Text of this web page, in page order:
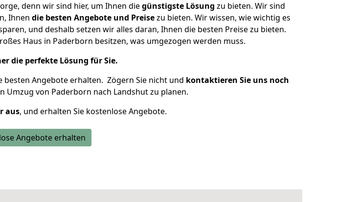
denn wir sind hier, um Ihnen diegünstigste Lösung zu bieten. Wir sind
Ihnen die besten Angebote und Preisezu bieten. Wir wissen, wie wichtig es
und deshalb setzen wir alles daran, Ihnen die besten Preise zu bieten.
Haus in Paderborn besitzen, was umgezogen werden muss.
die perfekte Lösung für Sie.
besten Angebote erhalten. Zögern Sie nicht und kontaktieren Sie uns noch
Umzug von Paderborn nach Landshut zu planen.
aus, und erhalten Sie kostenlose Angebote.
Angebote erhalten